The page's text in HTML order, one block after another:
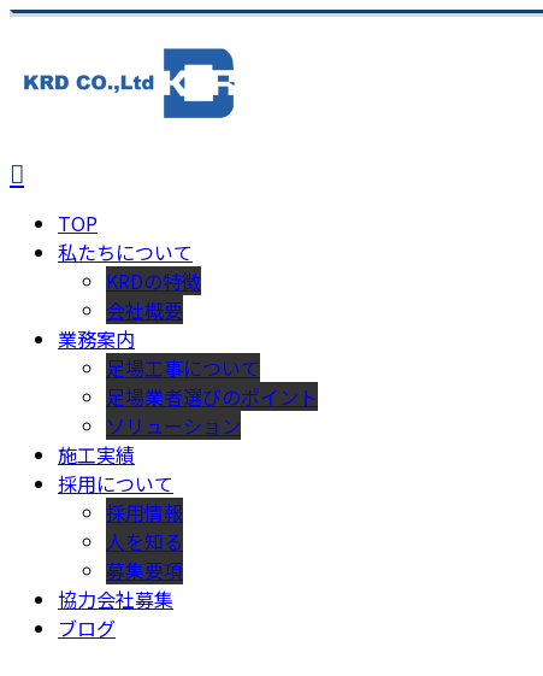
TOP
私たちについて
KRDの特徴
会社概要
業務案内
足場工事について
足場業者選びのポイント
ソリューション
施工実績
採用について
採用情報
人を知る
募集要項
協力会社募集
ブログ